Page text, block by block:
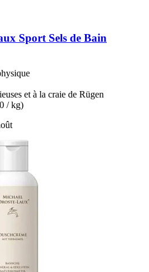
Sport Sels de Bain
et à la craie de Rügen
/ kg)